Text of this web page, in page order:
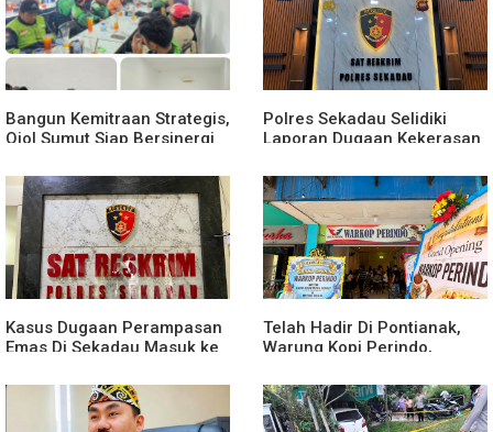
Bangun Kemitraan Strategis,
Ojol Sumut Siap Bersinergi
yang Tertib dan Kondusif
Polres Sekadau Selidiki
Laporan Dugaan Kekerasan
Dibawah Umur
Kasus Dugaan Perampasan
Emas Di Sekadau Masuk ke
Telah Hadir Di Pontianak,
Warung Kopi Perindo,
dan Mendukung UMKM